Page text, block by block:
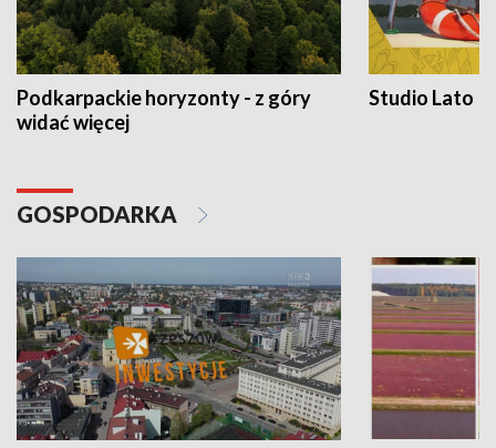
Podkarpackie horyzonty - z góry
widać więcej
Studio Lato
GOSPODARKA